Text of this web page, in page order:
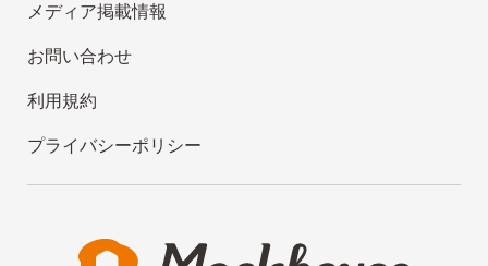
メディア掲載情報
お問い合わせ
利用規約
プライバシーポリシー